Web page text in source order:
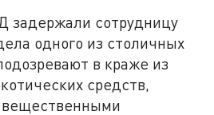
задержали сотрудницу
одного из столичных
в краже из
средств,
вещественными